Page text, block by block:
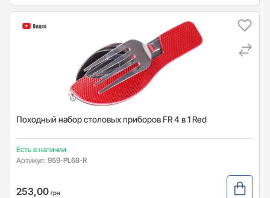
Походный набор столовых приборов FR 4 в 1 Red
Есть в наличии
Артикул: 959-PL68-R
253,00 грн